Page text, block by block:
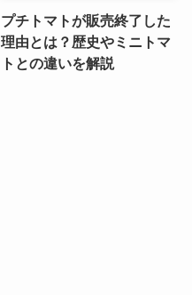
プチトマトが販売終了した
理由とは？歴史やミニトマ
トとの違いを解説